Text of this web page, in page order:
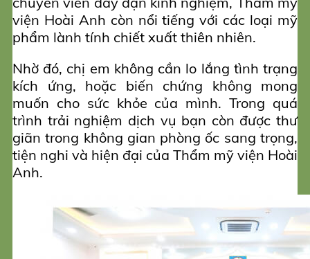
viện Hoài Anh còn nổi tiếng với các loại mỹ
phẩm lành tính chiết xuất thiên nhiên.
Nhờ đó, chị em không cần lo lắng tình trạng
kích ứng, hoặc biến chứng không mong
muốn cho sức khỏe của mình. Trong quá
trình trải nghiệm dịch vụ bạn còn được thư
giãn trong không gian phòng ốc sang trọng,
tiện nghi và hiện đại của Thẩm mỹ viện Hoài
Anh.